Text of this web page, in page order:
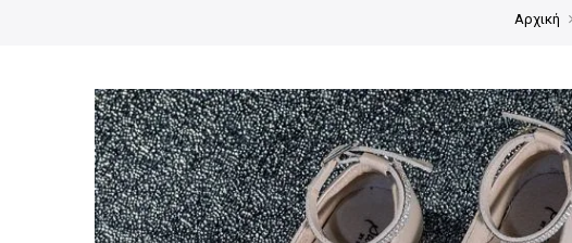
Αρχική